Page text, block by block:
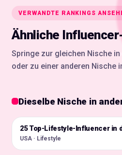
VERWANDTE RANKINGS
Ähnliche
Springe zur gleichen Nische
oder zu einer anderen Nische
Dieselbe Nische in
🇺🇸
USA · Lifestyle